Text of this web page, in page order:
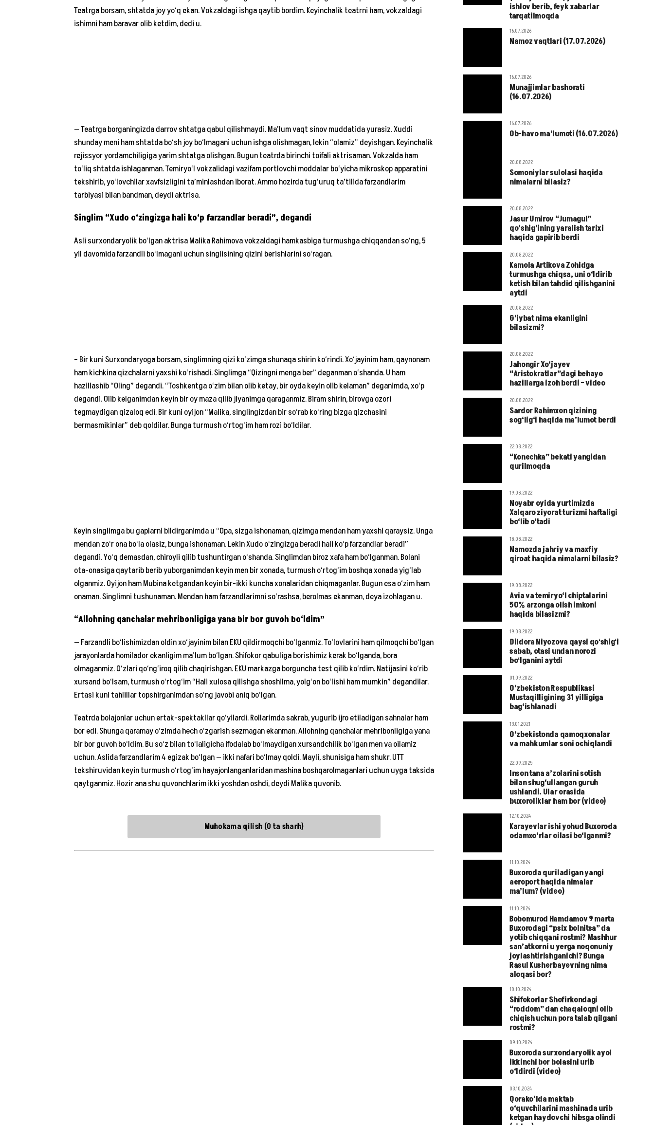
Teatrga borsam, shtatda joy yo‘q ekan. Vokzaldagi ishga qaytib bordim. Keyinchalik teatrni ham, vokzaldagi
ishimni ham baravar olib ketdim, dedi u.
— Teatrga borganingizda darrov shtatga qabul qilishmaydi. Ma’lum vaqt sinov muddatida yurasiz. Xuddi
shunday meni ham shtatda bo‘sh joy bo‘lmagani uchun ishga olishmagan, lekin “olamiz” deyishgan. Keyinchalik
rejissyor yordamchiligiga yarim shtatga olishgan. Bugun teatrda birinchi toifali aktrisaman. Vokzalda ham
to‘liq shtatda ishlaganman. Temiryo‘l vokzalidagi vazifam portlovchi moddalar bo‘yicha mikroskop apparatini
tekshirib, yo‘lovchilar xavfsizligini ta’minlashdan iborat. Ammo hozirda tug‘uruq ta’tilida farzandlarim
tarbiyasi bilan bandman, deydi aktrisa.
Singlim “Xudo o‘zingizga hali ko‘p farzandlar beradi”, degandi
Asli surxondaryolik bo‘lgan aktrisa Malika Rahimova vokzaldagi hamkasbiga turmushga chiqqandan so‘ng, 5
yil davomida farzandli bo‘lmagani uchun singlisining qizini berishlarini so‘ragan.
– Bir kuni Surxondaryoga borsam, singlimning qizi ko‘zimga shunaqa shirin ko‘rindi. Xo‘jayinim ham, qaynonam
ham kichkina qizchalarni yaxshi ko‘rishadi. Singlimga “Qizingni menga ber” deganman o‘shanda. U ham
hazillashib “Oling” degandi. “Toshkentga o‘zim bilan olib ketay, bir oyda keyin olib kelaman” deganimda, xo‘p
degandi. Olib kelganimdan keyin bir oy maza qilib jiyanimga qaraganmiz. Biram shirin, birovga ozori
tegmaydigan qizaloq edi. Bir kuni oyijon “Malika, singlingizdan bir so‘rab ko‘ring bizga qizchasini
bermasmikinlar” deb qoldilar. Bunga turmush o‘rtog‘im ham rozi bo‘ldilar.
Keyin singlimga bu gaplarni bildirganimda u “Opa, sizga ishonaman, qizimga mendan ham yaxshi qaraysiz. Unga
mendan zo‘r ona bo‘la olasiz, bunga ishonaman. Lekin Xudo o‘zingizga beradi hali ko‘p farzandlar beradi”
degandi. Yo‘q demasdan, chiroyli qilib tushuntirgan o‘shanda. Singlimdan biroz xafa ham bo‘lganman. Bolani
ota-onasiga qaytarib berib yuborganimdan keyin men bir xonada, turmush o‘rtog‘im boshqa xonada yig‘lab
olganmiz. Oyijon ham Mubina ketgandan keyin bir-ikki kuncha xonalaridan chiqmaganlar. Bugun esa o‘zim ham
onaman. Singlimni tushunaman. Mendan ham farzandlarimni so‘rashsa, berolmas ekanman, deya izohlagan u.
“Allohning qanchalar mehribonligiga yana bir bor guvoh bo‘ldim”
— Farzandli bo‘lishimizdan oldin xo‘jayinim bilan EKU qildirmoqchi bo‘lganmiz. To‘lovlarini ham qilmoqchi bo‘lgan
jarayonlarda homilador ekanligim ma’lum bo‘lgan. Shifokor qabuliga borishimiz kerak bo‘lganda, bora
olmaganmiz. O‘zlari qo‘ng‘iroq qilib chaqirishgan. EKU markazga borguncha test qilib ko‘rdim. Natijasini ko‘rib
xursand bo‘lsam, turmush o‘rtog‘im “Hali xulosa qilishga shoshilma, yolg‘on bo‘lishi ham mumkin” degandilar.
Ertasi kuni tahlillar topshirganimdan so‘ng javobi aniq bo‘lgan.
Teatrda bolajonlar uchun ertak-spektakllar qo‘yilardi. Rollarimda sakrab, yugurib ijro etiladigan sahnalar ham
bor edi. Shunga qaramay o‘zimda hech o‘zgarish sezmagan ekanman. Allohning qanchalar mehribonligiga yana
bir bor guvoh bo‘ldim. Bu so‘z bilan to‘laligicha ifodalab bo‘lmaydigan xursandchilik bo‘lgan men va oilamiz
uchun. Aslida farzandlarim 4 egizak bo‘lgan — ikki nafari bo‘lmay qoldi. Mayli, shunisiga ham shukr. UTT
tekshiruvidan keyin turmush o‘rtog‘im hayajonlanganlaridan mashina boshqarolmaganlari uchun uyga taksida
qaytganmiz. Hozir ana shu quvonchlarim ikki yoshdan oshdi, deydi Malika quvonib.
Muhokama qilish (0 ta sharh)
ishlov berib, feyk xabarlar
tarqatilmoqda
16.07.2026
Namoz vaqtlari (17.07.2026)
16.07.2026
Munajjimlar bashorati
(16.07.2026)
16.07.2026
Ob-havo ma’lumoti (16.07.2026)
20.08.2022
Somoniylar sulolasi haqida
nimalarni bilasiz?
20.08.2022
Jasur Umirov “Jumagul”
qo‘shig‘ining yaralish tarixi
haqida gapirib berdi
20.08.2022
Kamola Artikova Zohidga
turmushga chiqsa, uni o‘ldirib
ketish bilan tahdid qilishganini
aytdi
20.08.2022
G‘iybat nima ekanligini
bilasizmi?
20.08.2022
Jahongir Xo‘jayev
“Aristokratlar”dagi behayo
hazillarga izoh berdi – video
20.08.2022
Sardor Rahimxon qizining
sog‘lig‘i haqida ma’lumot berdi
22.08.2022
“Konechka” bekati yangidan
qurilmoqda
19.08.2022
Noyabr oyida yurtimizda
Xalqaro ziyorat turizmi haftaligi
bo‘lib o‘tadi
18.08.2022
Namozda jahriy va maxfiy
qiroat haqida nimalarni bilasiz?
19.08.2022
Avia va temiryo‘l chiptalarini
50% arzonga olish imkoni
haqida bilasizmi?
19.08.2022
Dildora Niyozova qaysi qoʻshigʻi
sabab, otasi undan norozi
boʻlganini aytdi
01.09.2022
O‘zbekiston Respublikasi
Mustaqilligining 31 yilligiga
bag‘ishlanadi
13.01.2021
O‘zbekistonda qamoqxonalar
va mahkumlar soni ochiqlandi
22.09.2025
Inson tana a’zolarini sotish
bilan shug‘ullangan guruh
ushlandi. Ular orasida
buxoroliklar ham bor (video)
12.10.2024
Karayevlar ishi yohud Buxoroda
odamxo‘rlar oilasi bo‘lganmi?
11.10.2024
Buxoroda quriladigan yangi
aeroport haqida nimalar
ma’lum? (video)
11.10.2024
Bobomurod Hamdamov 9 marta
Buxorodagi “psix bolnitsa” da
yotib chiqqani rostmi? Mashhur
san’atkorni u yerga noqonuniy
joylashtirishganichi? Bunga
Rasul Kusherbayevning nima
aloqasi bor?
10.10.2024
Shifokorlar Shofirkondagi
“roddom” dan chaqaloqni olib
chiqish uchun pora talab qilgani
rostmi?
09.10.2024
Buxoroda surxondaryolik ayol
ikkinchi bor bolasini urib
o‘ldirdi (video)
03.10.2024
Qorako‘lda maktab
o‘quvchilarini mashinada urib
ketgan haydovchi hibsga olindi